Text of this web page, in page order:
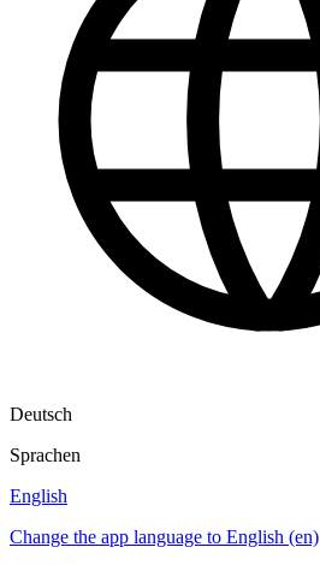
Deutsch
Sprachen
English
Change the app language to English (en)